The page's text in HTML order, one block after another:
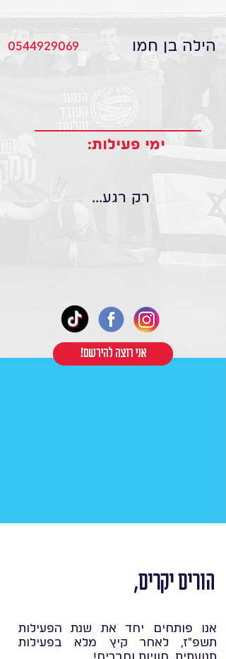
ימי פעילות:
רק רגע...
!אני רוצה להירשם
0544929069 הילה בן חמו
הורים יקרים,
אנו פותחים יחד את שנת הפעילות
תשפ"ז, לאחר קיץ מלא בפעילות
תנועתית, חוויות וחברים!